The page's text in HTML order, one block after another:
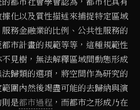
化以及質性描述來捕捉特定區域
務金融業的比例、公共性服務的
市計畫的規範等等，這種規範性
見樹，無法解釋區域間動態形成
歸類的選項，將空間作為研究的
圍內然後竭盡可能的去歸納與演
是都市過程 ，而都市之形成乃在